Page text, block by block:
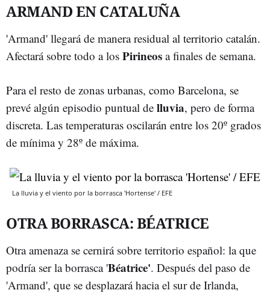
ARMAND EN CATALUÑA
'Armand' llegará de manera residual al territorio catalán.
Afectará sobre todo a los Pirineos a finales de semana.
Para el resto de zonas urbanas, como Barcelona, se
prevé algún episodio puntual de lluvia, pero de forma
discreta. Las temperaturas oscilarán entre los 20º grados
de mínima y 28º de máxima.
La lluvia y el viento por la borrasca 'Hortense' / EFE
OTRA BORRASCA: BÉATRICE
Otra amenaza se cernirá sobre territorio español: la que
podría ser la borrasca 'Béatrice'. Después del paso de
'Armand', que se desplazará hacia el sur de Irlanda,